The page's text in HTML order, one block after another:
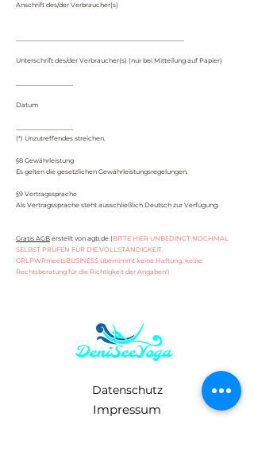
Anschrift des/der Verbraucher(s)
Unterschrift des/der Verbraucher(s) (nur bei Mitteilung auf Papier)
Datum
(*) Unzutreffendes streichen.
§8 Gewährleistung
Es gelten die gesetzlichen Gewährleistungsregelungen.
§9 Vertragssprache
Als Vertragssprache steht ausschließlich Deutsch zur Verfügung.
Gratis AGB erstellt von agb.de (BITTE HIER UNBEDINGT NOCHMAL
SELBST PRÜFEN FÜR DIE VOLLSTÄNDIGKEIT.
GRLPWRmeetsBUSINESS übernimmt keine Haftung, keine
Rechtsberatung für die Richtigkeit der Angaben!)
Datenschutz
Impressum